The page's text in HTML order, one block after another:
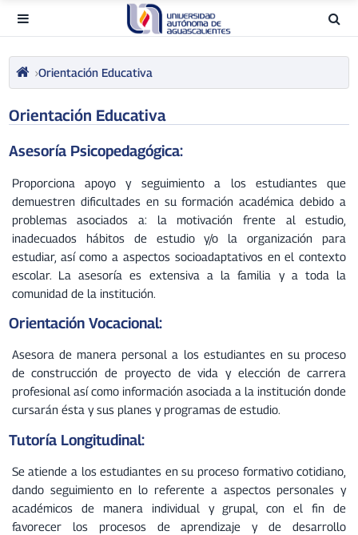
Orientación Educativa
Orientación Educativa
Asesoría Psicopedagógica:
Proporciona apoyo y seguimiento a los estudiantes que
demuestren dificultades en su formación académica debido a
problemas asociados a: la motivación frente al estudio,
inadecuados hábitos de estudio y/o la organización para
estudiar, así como a aspectos socioadaptativos en el contexto
escolar. La asesoría es extensiva a la familia y a toda la
comunidad de la institución.
Orientación Vocacional:
Asesora de manera personal a los estudiantes en su proceso
de construcción de proyecto de vida y elección de carrera
profesional así como información asociada a la institución donde
cursarán ésta y sus planes y programas de estudio.
Tutoría Longitudinal:
Se atiende a los estudiantes en su proceso formativo cotidiano,
dando seguimiento en lo referente a aspectos personales y
académicos de manera individual y grupal, con el fin de
favorecer los procesos de aprendizaje y de desarrollo